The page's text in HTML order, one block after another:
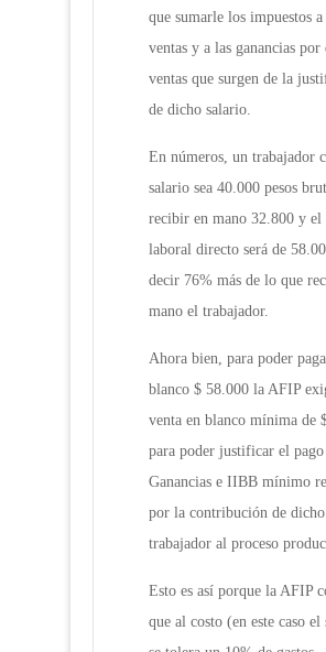
que sumarle los impuestos a
ventas y a las ganancias por
ventas que surgen de la
de dicho salario.
En números, un trabajador
salario sea 40.000 pesos
recibir en mano 32.800 y el
laboral directo será de
decir 76% más de lo que
mano el trabajador.
Ahora bien, para poder
blanco $ 58.000 la AFIP
venta en blanco mínima de
para poder justificar el
Ganancias e IIBB mínimo
por la contribución de dicho
trabajador al proceso
Esto es así porque la AFIP
que al costo (en este caso el